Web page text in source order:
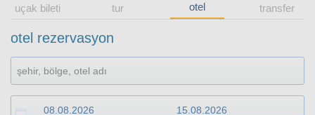
uçak bileti tur otel transfer
otel rezervasyon